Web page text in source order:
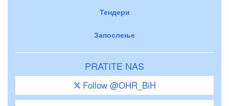
Тендери
Запослење
PRATITE NAS
Follow @OHR_BiH